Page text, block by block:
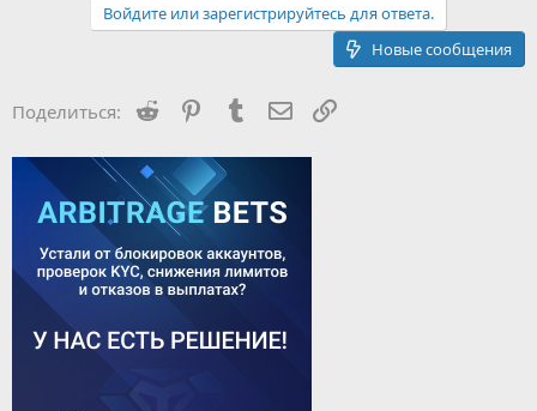
Войдите или зарегистрируйтесь для ответа.
Новые сообщения
Поделиться: Reddit PinterestTumblr Электронная почта